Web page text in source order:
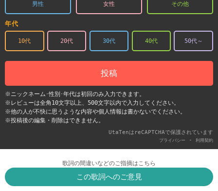
男性 女性 その他
年代
10代 20代 30代 40代 50代～
投稿
※ニックネーム･性別･年代は初回のみ入力できます。
※レビューは全角10文字以上、500文字以内で入力してください。
※他の人が不快に思うような内容や個人情報は書かないでください。
※投稿後の編集・削除はできません。
UtaTenはreCAPTCHAで保護されています
プライバシー - 利用契約
歌詞の間違いなどのご指摘はこちら
この歌詞へのご意見